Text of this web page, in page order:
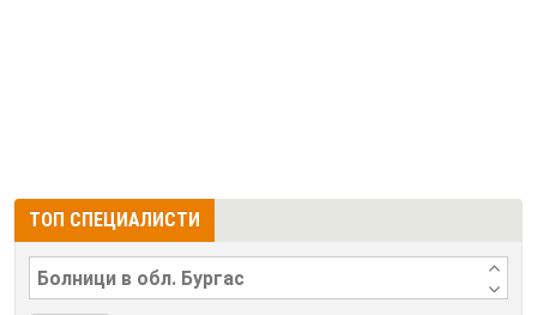
ТОП СПЕЦИАЛИСТИ